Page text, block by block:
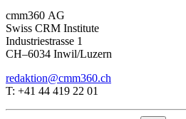
cmm360 AG
Swiss CRM Institute
Industriestrasse 1
CH–6034 Inwil/Luzern
redaktion@cmm360.ch
T: +41 44 419 22 01